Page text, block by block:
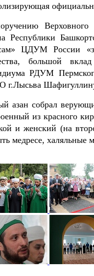
Верховного
Республики
ЦДУМ России
большой
РДУМ
азан собрал
из красного
и женский (на
медресе, халяльные